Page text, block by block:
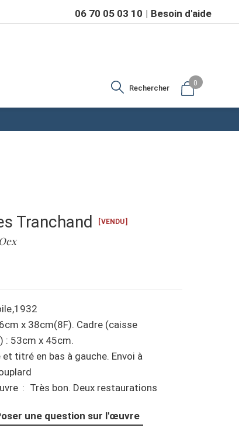
06 70 05 03 10 Besoin d'aide
Rechercher
0
Tranchand VENDU
1932
x 38cm(8F). Cadre (caisse
: 53cm x 45cm.
et titré en bas à gauche. Envoi à
Très bon. Deux restaurations
une question sur l'œuvre